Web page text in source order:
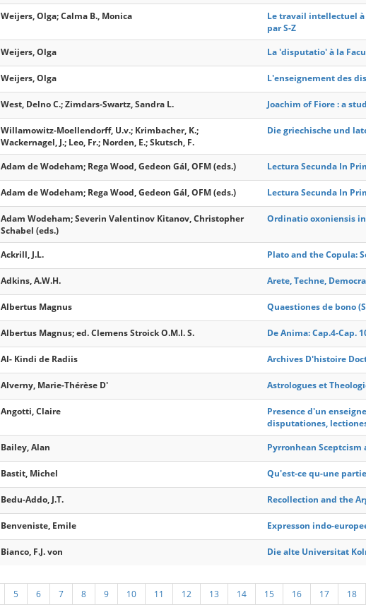
Weijers, Olga; Calma B., Monica
Le travail intellectuel à
par S-Z
Weijers, Olga La 'disputatio' à la
Weijers, Olga L'enseignement des
West, Delno C.; Zimdars-Swartz, Sandra L. Joachim of Fiore : a
Willamowitz-Moellendorff, U.v.; Krimbacher, K.;
Wackernagel, J.; Leo, Fr.; Norden, E.; Skutsch, F.
Die griechische und
Adam de Wodeham; Rega Wood, Gedeon Gál, OFM (eds.) Lectura Secunda In
Adam de Wodeham; Rega Wood, Gedeon Gál, OFM (eds.) Lectura Secunda In
Adam Wodeham; Severin Valentinov Kitanov, Christopher
Schabel (eds.)
Ordinatio oxoniensis
Ackrill, J.L. Plato and the Copula:
Adkins, A.W.H. Arete, Techne,
Albertus Magnus Quaestiones de bono
Albertus Magnus; ed. Clemens Stroick O.M.I. S. De Anima: Cap.4-Cap.
Al- Kindi de Radiis Archives D'histoire
Alverny, Marie-Thérèse D' Astrologues et
Angotti, Claire
Presence d'un
disputationes,
Bailey, Alan Pyrronhean
Bastit, Michel Qu'est-ce qu-une
Bedu-Addo, J.T. Recollection and the
Benveniste, Emile Expresson indo-
Bianco, F.J. von Die alte Universitat
5 6 7 8 9 10 11 12 13 14 15 16 17 18